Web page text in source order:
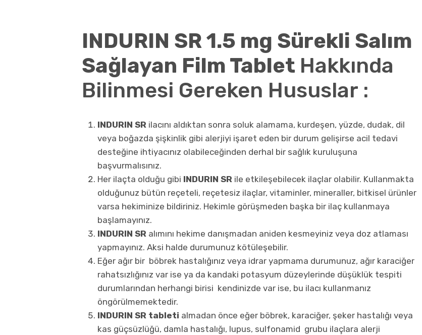
INDURIN SR 1.5 mg Sürekli Salım
Sağlayan Film Tablet Hakkında
Bilinmesi Gereken Hususlar :
INDURIN SR ilacını aldıktan sonra soluk alamama, kurdeşen, yüzde, dudak, dil
veya boğazda şişkinlik gibi alerjiyi işaret eden bir durum gelişirse acil tedavi
desteğine ihtiyacınız olabileceğinden derhal bir sağlık kuruluşuna
başvurmalısınız.
Her ilaçta olduğu gibi INDURIN SR ile etkileşebilecek ilaçlar olabilir. Kullanmakta
olduğunuz bütün reçeteli, reçetesiz ilaçlar, vitaminler, mineraller, bitkisel ürünler
varsa hekiminize bildiriniz. Hekimle görüşmeden başka bir ilaç kullanmaya
başlamayınız.
INDURIN SR alımını hekime danışmadan aniden kesmeyiniz veya doz atlaması
yapmayınız. Aksi halde durumunuz kötüleşebilir.
Eğer ağır bir böbrek hastalığınız veya idrar yapmama durumunuz, ağır karaciğer
rahatsızlığınız var ise ya da kandaki potasyum düzeylerinde düşüklük tespiti
durumlarından herhangi birisi kendinizde var ise, bu ilacı kullanmanız
öngörülmemektedir.
INDURIN SR tableti almadan önce eğer böbrek, karaciğer, şeker hastalığı veya
kas güçsüzlüğü, damla hastalığı, lupus, sulfonamid grubu ilaçlara alerji